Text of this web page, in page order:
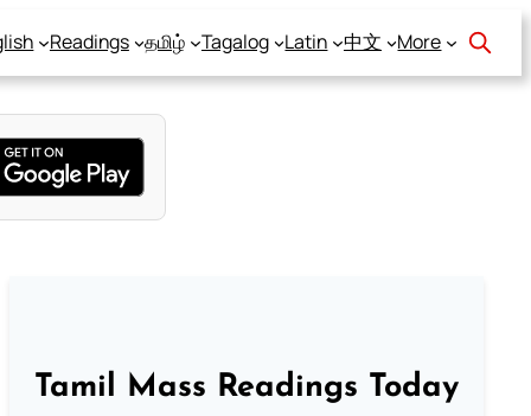
Readings தமிழ் Tagalog Latin 中文 More
Tamil Mass Readings Today